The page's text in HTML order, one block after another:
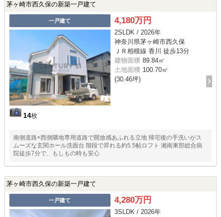
茅ヶ崎市西久保の新築一戸建て
一戸建て
14枚
4,180万円
2SLDK / 2026年
神奈川県茅ヶ崎市西久保
ＪＲ相模線 香川 徒歩13分
建物面積 89.84㎡
土地面積 100.70㎡
(30.46坪)
南側道路×西側隣地専用道路で開放感あふれる立地 帰宅後の手洗いがス
ムーズな玄関ホール洗面台 階段で昇れる約5.5帖ロフト 湘南東部総合病
院徒歩7分で、もしもの時も安心
茅ヶ崎市西久保の新築一戸建て
一戸建て 4,280万円
3SLDK / 2026年